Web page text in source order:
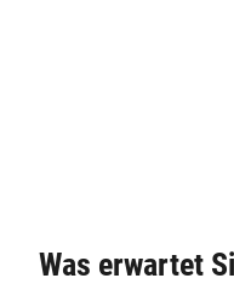
Was erwartet